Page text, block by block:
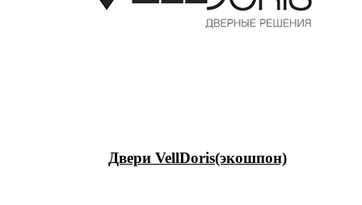
Двери VellDoris(экошпон)